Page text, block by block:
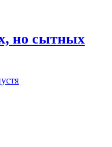
но сытных